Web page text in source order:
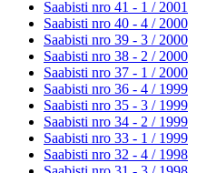
Saabisti nro 41 - 1 / 2001
Saabisti nro 40 - 4 / 2000
Saabisti nro 39 - 3 / 2000
Saabisti nro 38 - 2 / 2000
Saabisti nro 37 - 1 / 2000
Saabisti nro 36 - 4 / 1999
Saabisti nro 35 - 3 / 1999
Saabisti nro 34 - 2 / 1999
Saabisti nro 33 - 1 / 1999
Saabisti nro 32 - 4 / 1998